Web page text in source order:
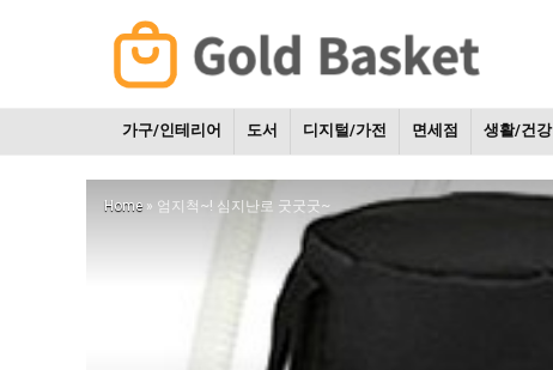
가구/인테리어 도서 디지털/가전 면세점 생활/건강
Home » 엄지척~! 심지난로 굿굿굿~